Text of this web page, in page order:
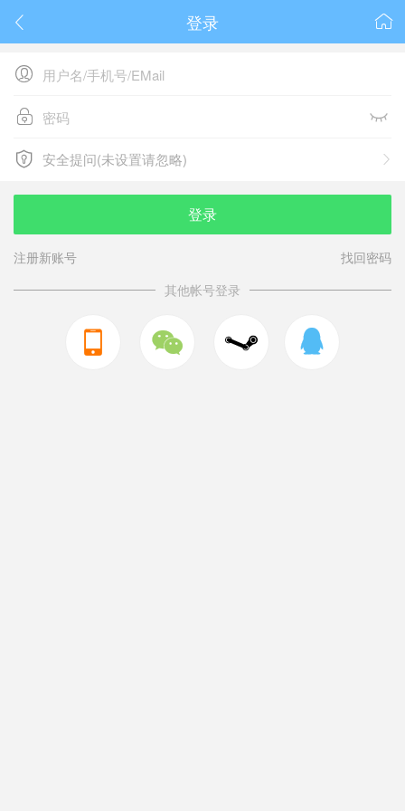
 
登录

 
 
安全提问(未设置请忽略)
安全提问(未设置请忽略)
登录
注册新账号
找回密码
其他帐号登录
  